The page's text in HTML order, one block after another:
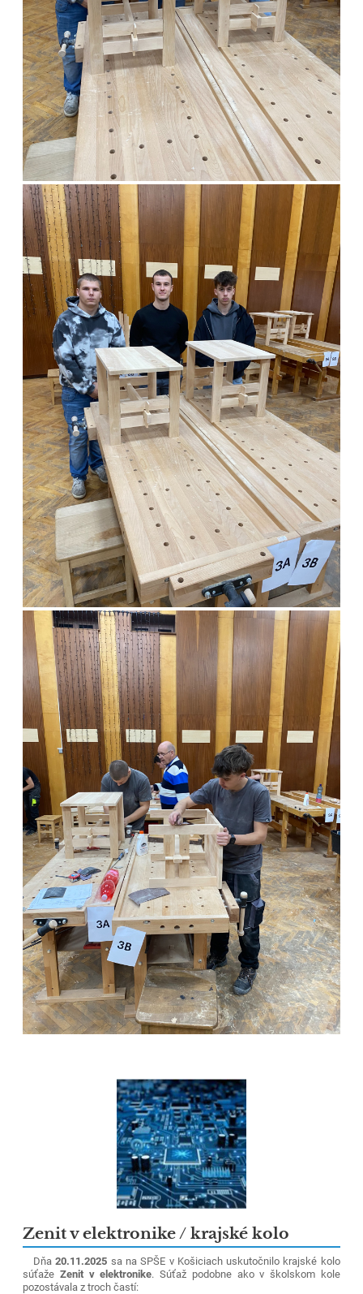
Zenit v elektronike / krajské kolo
Dňa20.11.2025 sa na SPŠE v Košiciach uskutočnilo krajské kolo
súťažeZenit v elektronike. Súťaž podobne ako v školskom kole
pozostávala z troch častí: